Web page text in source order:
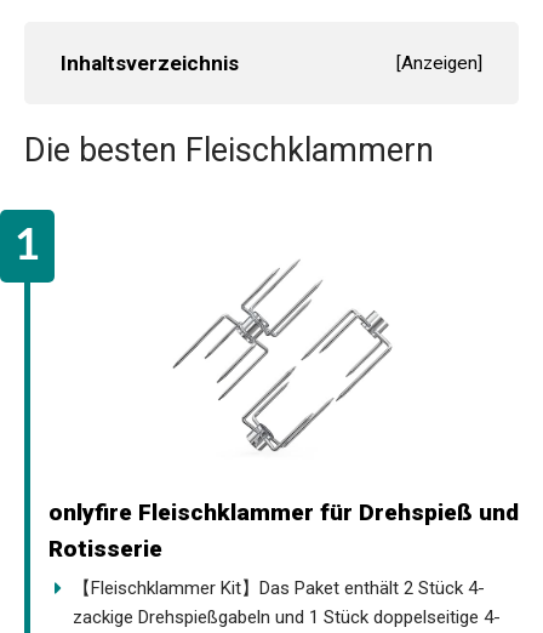
Inhaltsverzeichnis [Anzeigen]
Die besten Fleischklammern
onlyfire Fleischklammer für Drehspieß und
Rotisserie
【Fleischklammer Kit】Das Paket enthält 2 Stück 4-
zackige Drehspießgabeln und 1 Stück doppelseitige 4-